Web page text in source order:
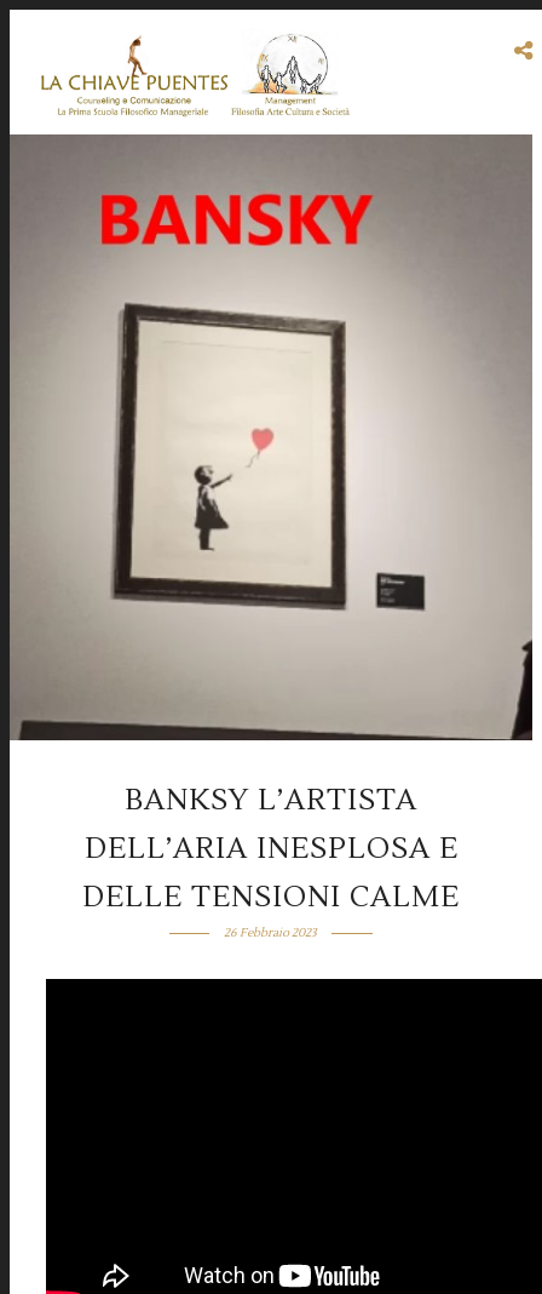
BANKSY L’ARTISTA
DELL’ARIA INESPLOSA E
DELLE TENSIONI CALME
26 Febbraio 2023